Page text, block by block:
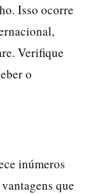
Isso ocorre
Verifique
o
inúmeros
que